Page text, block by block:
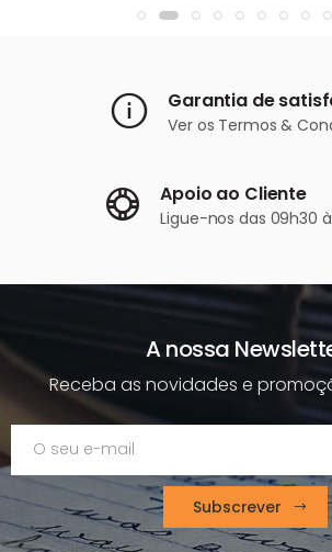
Garantia de
Ver os Termos &
Apoio ao Cliente
Ligue-nos das 09h30
A nossa
Receba as novidades e
Subscrever